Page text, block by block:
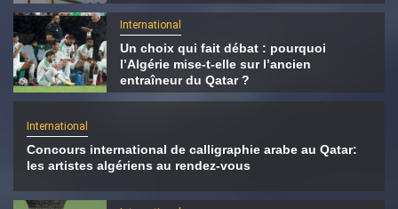
International
Un choix qui fait débat : pourquoi
l’Algérie mise-t-elle sur l’ancien
entraîneur du Qatar ?
International
Concours international de calligraphie arabe au Qatar:
les artistes algériens au rendez-vous